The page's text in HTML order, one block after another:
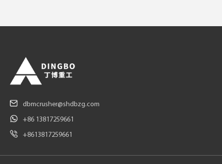
dbmcrusher@shdbzg.com
+86 13817259661
+8613817259661